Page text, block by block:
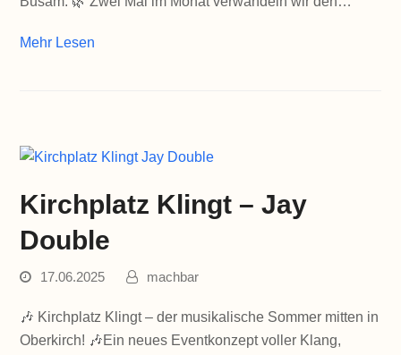
Mehr Lesen
Kirchplatz Klingt – Jay
Double
17.06.2025 machbar
🎶 Kirchplatz Klingt – der musikalische Sommer mitten in
Oberkirch! 🎶Ein neues Eventkonzept voller Klang,